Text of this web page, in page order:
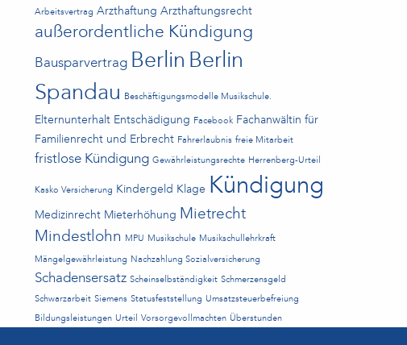
Arbeitsvertrag Arzthaftung Arzthaftungsrecht
außerordentliche Kündigung
Bausparvertrag Berlin Berlin
Spandau
Beschäftigungsmodelle Musikschule.
Elternunterhalt Entschädigung Facebook Fachanwältin für
Familienrecht und Erbrecht Fahrerlaubnis freie Mitarbeit
fristlose Kündigung Gewährleistungsrechte Herrenberg-Urteil
Kasko Versicherung Kindergeld Klage Kündigung
Medizinrecht Mieterhöhung Mietrecht
Mindestlohn
MPU Musikschule Musikschullehrkraft
Mängelgewährleistung Nachzahlung Sozialversicherung
Schadensersatz Scheinselbständigkeit Schmerzensgeld
Schwarzarbeit Siemens Statusfeststellung Umsatzsteuerbefreiung
Bildungsleistungen Urteil Vorsorgevollmachten Überstunden